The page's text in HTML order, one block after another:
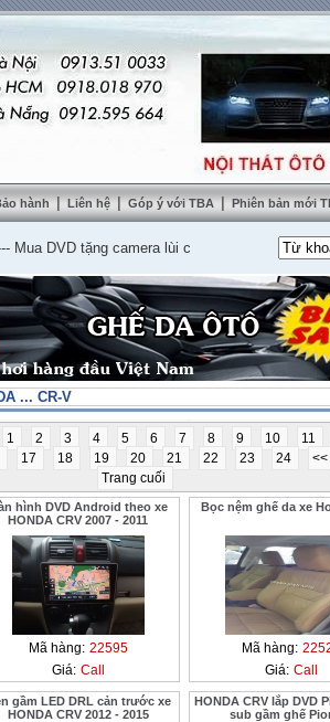
hành | Liên hệ | Góp ý với TBA | Phiên bản mới
tặng camera lùi cao cấp--- Lắp nệm ghế da
... CR-V
1 2 3 4 5 6 7 8 9 10 11
17 18 19 20 21 22 23 24 <<
Trang cuối
hình DVD Android theo xe
HONDA CRV 2007 - 2011
Mã hàng: 22595
Giá: Call
Bọc nệm ghế da xe
Mã hàng:
Giá: Call
gầm LED DRL cản trước xe
HONDA CRV 2012 - 2015
HONDA CRV lắp DVD
sub gầm ghế